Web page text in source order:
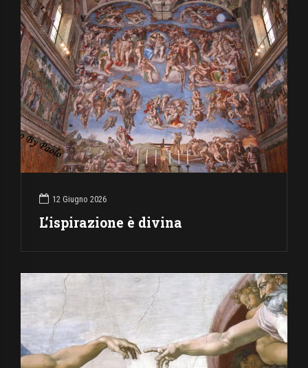
12 Giugno 2026
L’ispirazione è divina